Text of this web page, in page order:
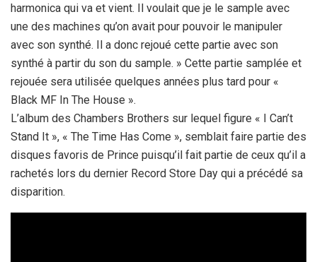
harmonica qui va et vient. Il voulait que je le sample avec
une des machines qu’on avait pour pouvoir le manipuler
avec son synthé. Il a donc rejoué cette partie avec son
synthé à partir du son du sample. » Cette partie samplée et
rejouée sera utilisée quelques années plus tard pour «
Black MF In The House ».
L’album des Chambers Brothers sur lequel figure « I Can’t
Stand It », « The Time Has Come », semblait faire partie des
disques favoris de Prince puisqu’il fait partie de ceux qu’il a
rachetés lors du dernier Record Store Day qui a précédé sa
disparition.